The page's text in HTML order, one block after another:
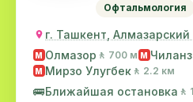
Офтальмология
г. Ташкент,
M Олмазор 🚶 700 м M
M Мирзо Улугбек 🚶 2.2 км
🚌Ближайшая остановка 🚶